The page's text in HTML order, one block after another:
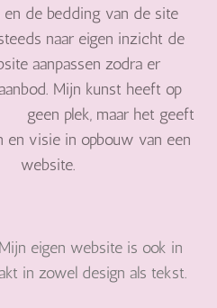
van de site
naar eigen inzicht de
zodra er
Mijn kunst heeft op
maar het geeft
en visie in opbouw van een
Mijn eigen website is ook in
in zowel design als tekst.